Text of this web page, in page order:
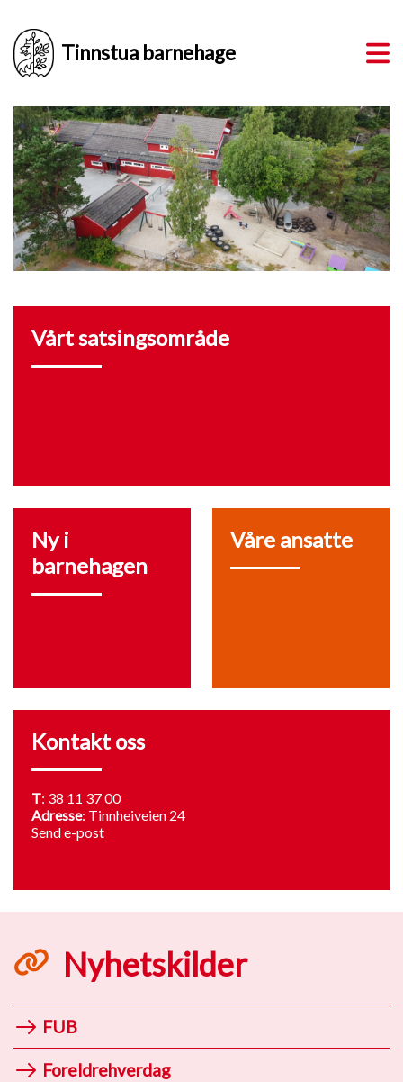
Tinnstua barnehage
Vårt satsingsområde
Ny i
barnehagen
Våre ansatte
Kontakt oss
T: 38 11 37 00
Adresse: Tinnheiveien 24
Send e-post
Nyhetskilder
FUB
Foreldrehverdag